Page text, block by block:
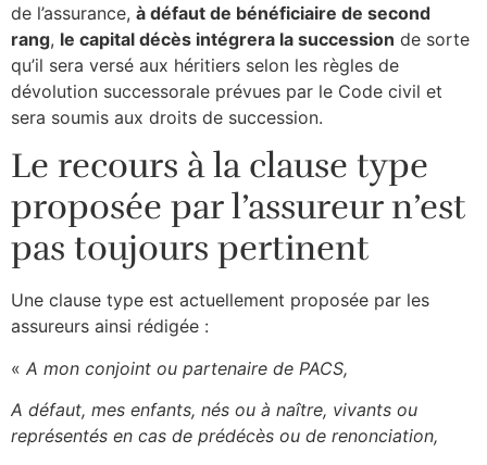
de l’assurance, à défaut de bénéficiaire de second
rang, le capital décès intégrera la succession de sorte
qu’il sera versé aux héritiers selon les règles de
dévolution successorale prévues par le Code civil et
sera soumis aux droits de succession.
Le recours à la clause type
proposée par l’assureur n’est
pas toujours pertinent
Une clause type est actuellement proposée par les
assureurs ainsi rédigée :
« A mon conjoint ou partenaire de PACS,
A défaut, mes enfants, nés ou à naître, vivants ou
représentés en cas de prédécès ou de renonciation,